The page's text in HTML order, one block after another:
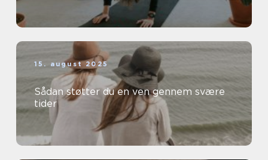
15. august 2025
Sådan støtter du en ven gennem svære
tider